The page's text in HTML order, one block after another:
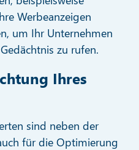
Werbeanzeigen
um Ihr Unternehmen
zu rufen.
Ihres
sind neben der
für die Optimierung